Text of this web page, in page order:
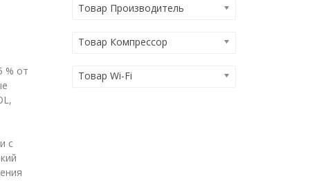
% от
с
Товар Производитель
Товар Компрессор
Товар Wi-Fi